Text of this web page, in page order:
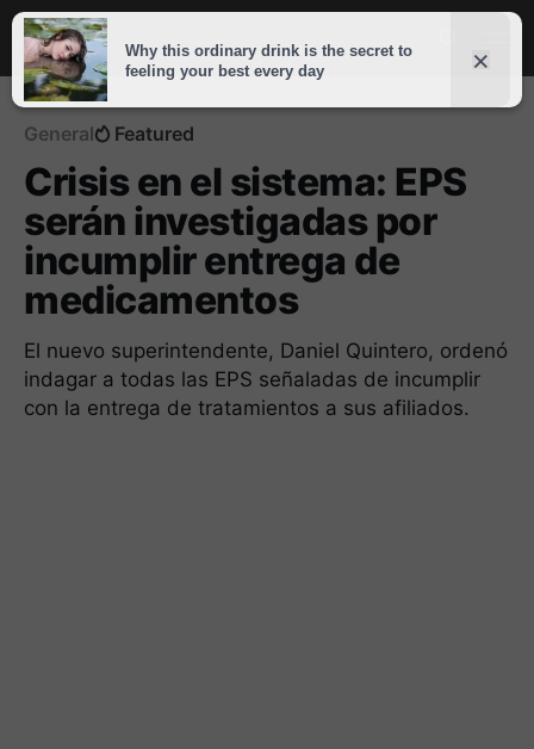
General Featured
Crisis en el sistema: EPS
serán investigadas por
incumplir entrega de
medicamentos
El nuevo superintendente, Daniel Quintero, ordenó
indagar a todas las EPS señaladas de incumplir
con la entrega de tratamientos a sus afiliados.